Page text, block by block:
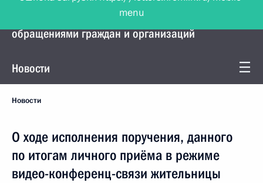
Управление Президента по работе с
обращениями граждан и организаций
Новости
Новости
О ходе исполнения поручения, данного
по итогам личного приёма в режиме
видео-конференц-связи жительницы
menu